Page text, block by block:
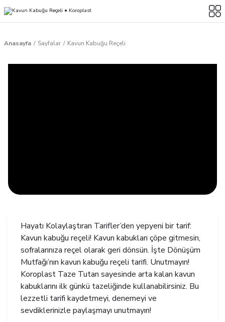
Anasayfa Sayfalar Kavun Kabuğu Reçeli
Hayatı Kolaylaştıran Tarifler’den yepyeni bir tarif:
Kavun kabuğu reçeli! Kavun kabukları çöpe gitmesin,
sofralarınıza reçel olarak geri dönsün. İşte Dönüşüm
Mutfağı’nın kavun kabuğu reçeli tarifi. Unutmayın!
Koroplast Taze Tutan sayesinde arta kalan kavun
kabuklarını ilk günkü tazeliğinde kullanabilirsiniz. Bu
lezzetli tarifi kaydetmeyi, denemeyi ve
sevdiklerinizle paylaşmayı unutmayın!